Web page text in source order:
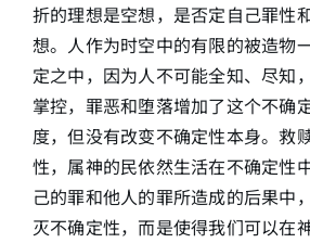
折的理想是空想，是否定自己罪性
想。人作为时空中的有限的被造物
定之中，因为人不可能全知、尽知
掌控，罪恶和堕落增加了这个不确
度，但没有改变不确定性本身。救
性，属神的民依然生活在不确定性
己的罪和他人的罪所造成的后果中
灭不确定性，而是使得我们可以在